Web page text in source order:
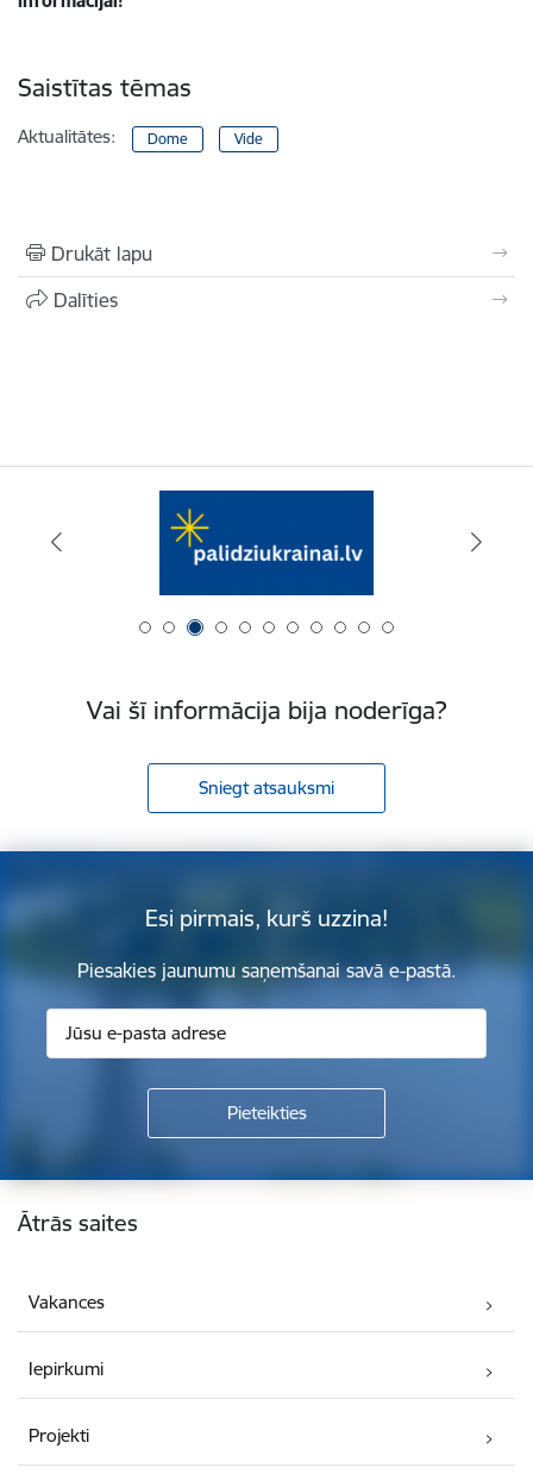
Saistītas tēmas
Aktualitātes: Dome Vide
Drukāt lapu
Dalīties
Vai šī informācija bija noderīga?
Sniegt atsauksmi
Esi pirmais, kurš uzzina!
Piesakies jaunumu saņemšanai savā e-pastā.
Kājene
Ātrās saites
Vakances
Iepirkumi
Projekti